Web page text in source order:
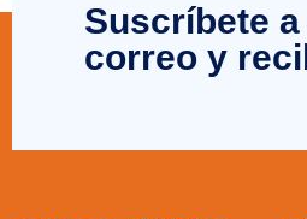
Suscríbete
correo y